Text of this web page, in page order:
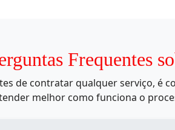
Frequentes
de contratar qualquer serviço, é
melhor como funciona o